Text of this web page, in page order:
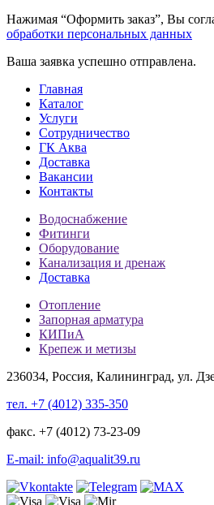
Нажимая “Оформить заказ”, Вы
обработки персональных данных
Ваша заявка успешно отправлена.
Главная
Каталог
Услуги
Сотрудничество
ГК Аква
Доставка
Вакансии
Контакты
Водоснабжение
Фитинги
Оборудование
Канализация и дренаж
Доставка
Отопление
Запорная арматура
КИПиА
Крепеж и метизы
236034, Россия, Калининград, ул.
тел. +7 (4012) 335-350
факс. +7 (4012) 73-23-09
E-mail: info@aqualit39.ru